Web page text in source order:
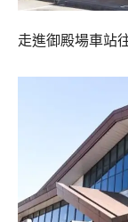
走進御殿場車站